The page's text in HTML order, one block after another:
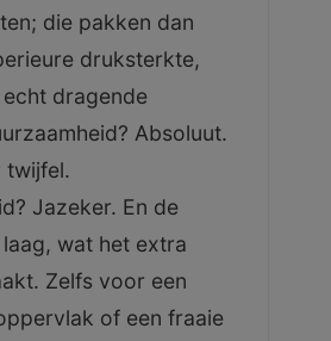
die pakken dan
druksterkte,
dragende
Absoluut.
twijfel.
Jazeker. En de
wat het extra
Zelfs voor een
of een fraaie